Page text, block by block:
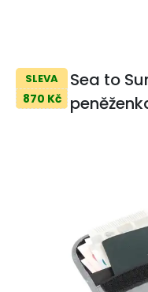
SLEVA
870 Kč
Sea to